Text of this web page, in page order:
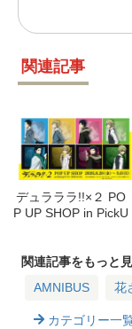
関連記事
デュラララ!!×２ PO
P UP SHOP in PickU
アイテム・特典情報
関連記事をもっと
AMNIBUS
花
カテゴリー一